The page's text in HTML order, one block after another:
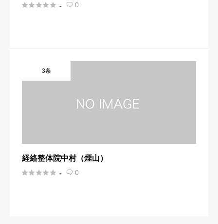
 -  0
3条
経絡整体院中村（煙山）
 -  0